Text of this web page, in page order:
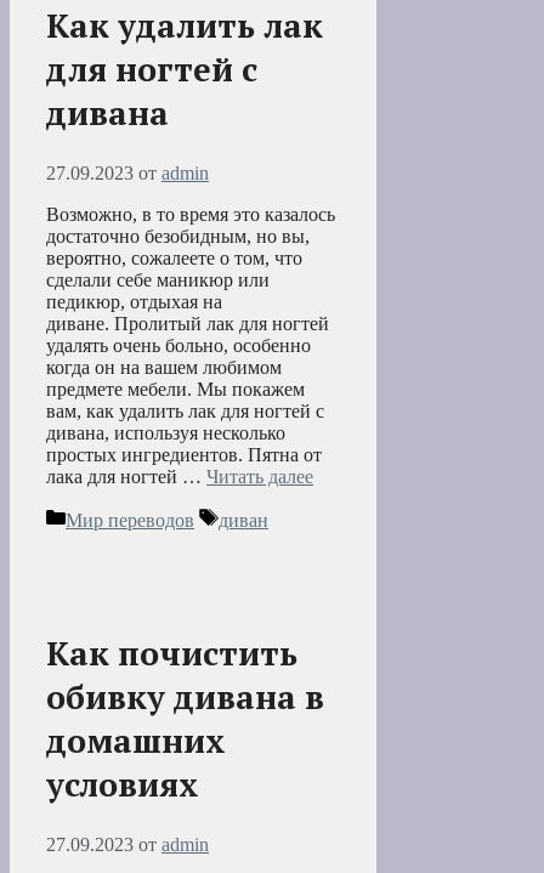
Как удалить лак
для ногтей с
дивана
27.09.2023 от admin
Возможно, в то время это казалось
достаточно безобидным, но вы,
вероятно, сожалеете о том, что
сделали себе маникюр или
педикюр, отдыхая на
диване. Пролитый лак для ногтей
удалять очень больно, особенно
когда он на вашем любимом
предмете мебели. Мы покажем
вам, как удалить лак для ногтей с
дивана, используя несколько
простых ингредиентов. Пятна от
лака для ногтей … Читать далее
Рубрики
Мир переводов Метки
диван
Как почистить
обивку дивана в
домашних
условиях
27.09.2023 от admin